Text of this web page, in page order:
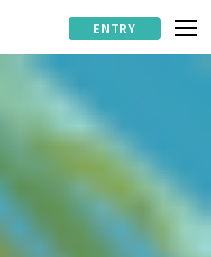
ENTRY